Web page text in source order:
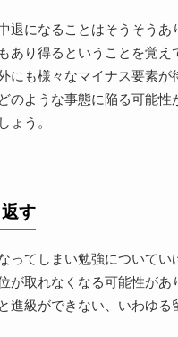
退になることはそうそうあ
あり得るということを覚え
にも様々なマイナス要素が
のような事態に陥る可能性
ょう。
す
ってしまい勉強についてい
が取れなくなる可能性があ
進級ができない、いわゆる